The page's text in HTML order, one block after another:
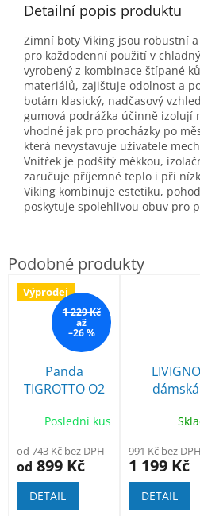
Detailní popis produktu
Zimní boty Viking jsou robustní
pro každodenní použití v
vyrobený z kombinace štípané
materiálů, zajišťuje odolnost a
botám klasický, nadčasový
gumová podrážka účinně izolují
vhodné jak pro procházky po
která nevystavuje uživatele
Vnitřek je podšitý měkkou,
zaručuje příjemné teplo i při
Viking kombinuje estetiku,
poskytuje spolehlivou obuv pro
Výprodej
1 229 Kč
až
–26 %
Panda
TIGROTTO O2
poloholeňová
Poslední kus
od 743 Kč bez DPH
od 899 Kč
DETAIL
LIVIGNO
dámská
991 Kč bez DPH
1 199 Kč
DETAIL